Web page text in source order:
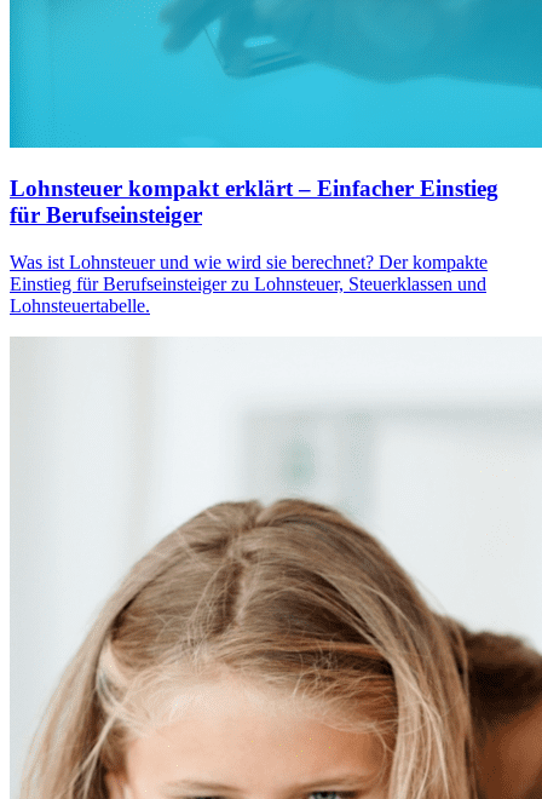
Lohnsteuer kompakt erklärt – Einfacher Einstieg
für Berufseinsteiger
Was ist Lohnsteuer und wie wird sie berechnet? Der kompakte
Einstieg für Berufseinsteiger zu Lohnsteuer, Steuerklassen und
Lohnsteuertabelle.